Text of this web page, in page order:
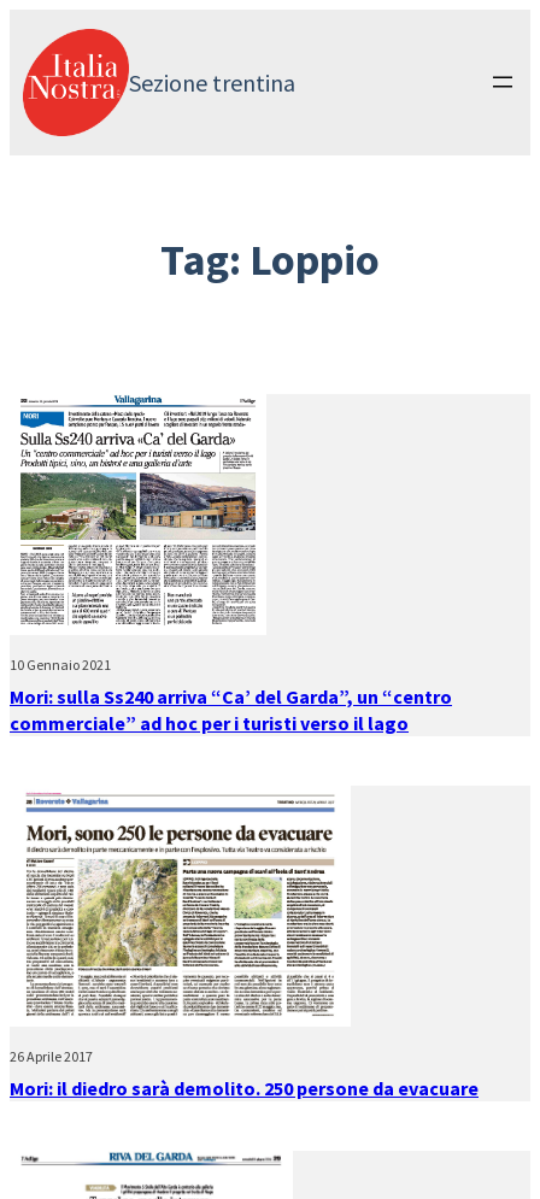
contenuto
Sezione trentina
Tag: Loppio
10 Gennaio 2021
Mori: sulla Ss240 arriva “Ca’ del Garda”, un “centro
commerciale” ad hoc per i turisti verso il lago
26 Aprile 2017
Mori: il diedro sarà demolito. 250 persone da evacuare